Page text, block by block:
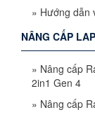
» Hướng dẫn
NÂNG CẤP
» Nâng cấp
2in1 Gen 4
» Nâng cấp